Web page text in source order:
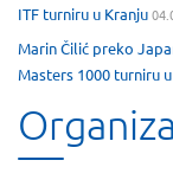
ITF turniru u Kranju
Marin Čilić preko
Masters 1000 turniru